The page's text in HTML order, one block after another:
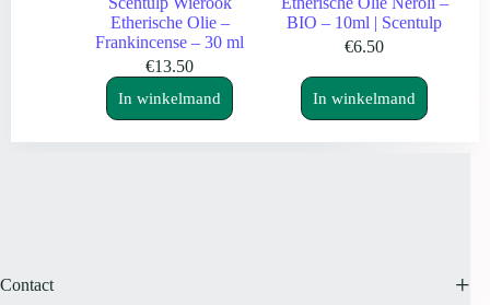
Etherische Olie –
Frankincense – 30 ml
€13.50
In winkelmand
BIO – 10ml | Scentulp
€6.50
In winkelmand
Contact